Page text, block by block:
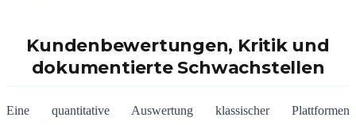
Kundenbewertungen, Kritik und
dokumentierte Schwachstellen
Eine quantitative Auswertung klassischer Plattformen